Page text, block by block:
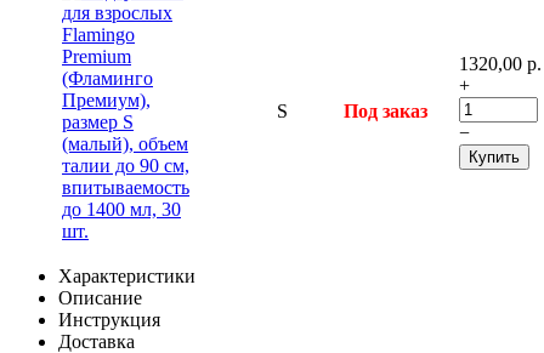
S Под заказ
1320,00 р.
+
−
Купить
Характеристики
Описание
Инструкция
Доставка